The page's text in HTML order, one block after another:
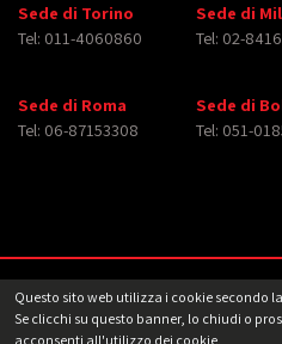
Questo sito web utilizza i cookie secondo la
Se clicchi su questo banner, lo chiudi o
acconsenti all'utilizzo dei cookie.
Sede di Torino
Tel: 011-4060860
Sede di
Tel: 02-
Sede di Roma
Tel: 06-87153308
Sede di
Tel: 051-
Copyright © 2026 iMasterArt S.r.l. ‐ All
immagini e video pubblicati sono